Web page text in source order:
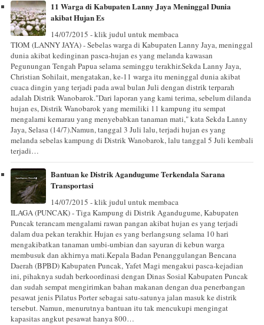
11 Warga di Kabupaten Lanny Jaya Meninggal Dunia
akibat Hujan Es
14/07/2015 - klik judul untuk membaca
TIOM (LANNY JAYA) - Sebelas warga di Kabupaten Lanny Jaya, meninggal
dunia akibat kedinginan pasca-hujan es yang melanda kawasan
Pegunungan Tengah Papua selama seminggu terakhir.Sekda Lanny Jaya,
Christian Sohilait, mengatakan, ke-11 warga itu meninggal dunia akibat
cuaca dingin yang terjadi pada awal bulan Juli dengan distrik terparah
adalah Distrik Wanobarok."Dari laporan yang kami terima, sebelum dilanda
hujan es, Distrik Wanobarok yang memiliki 11 kampung itu sempat
mengalami kemarau yang menyebabkan tanaman mati," kata Sekda Lanny
Jaya, Selasa (14/7).Namun, tanggal 3 Juli lalu, terjadi hujan es yang
melanda sebelas kampung di Distrik Wanobarok, lalu tanggal 5 Juli kembali
terjadi…
Bantuan ke Distrik Agandugume Terkendala Sarana
Transportasi
14/07/2015 - klik judul untuk membaca
ILAGA (PUNCAK) - Tiga Kampung di Distrik Agandugume, Kabupaten
Puncak terancam mengalami rawan pangan akibat hujan es yang terjadi
dalam dua pekan terakhir. Hujan es yang berlangsung selama 10 hari
mengakibatkan tanaman umbi-umbian dan sayuran di kebun warga
membusuk dan akhirnya mati.Kepala Badan Penanggulangan Bencana
Daerah (BPBD) Kabupaten Puncak, Yafet Magi mengakui pasca-kejadian
ini, pihaknya sudah berkoordinasi dengan Dinas Sosial Kabupaten Puncak
dan sudah sempat mengirimkan bahan makanan dengan dua penerbangan
pesawat jenis Pilatus Porter sebagai satu-satunya jalan masuk ke distrik
tersebut. Namun, menurutnya bantuan itu tak mencukupi mengingat
kapasitas angkut pesawat hanya 800…